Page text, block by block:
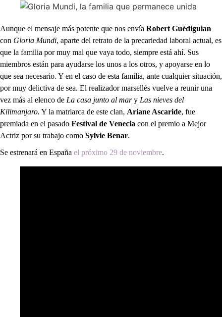
Aunque el mensaje más potente que nos envía Robert Guédiguian
con Gloria Mundi, aparte del retrato de la precariedad laboral actual, es
que la familia por muy mal que vaya todo, siempre está ahí. Sus
miembros están para ayudarse los unos a los otros, y apoyarse en lo
que sea necesario. Y en el caso de esta familia, ante cualquier situación,
por muy delictiva de sea. El realizador marsellés vuelve a reunir una
vez más al elenco de La casa junto al mary Las nieves del
Kilimanjaro. Y la matriarca de este clan, Ariane Ascaride, fue
premiada en el pasado Festival de Venecia con el premio a Mejor
Actriz por su trabajo como Sylvie Benar.
Se estrenará en España el próximo 29 de noviembre.